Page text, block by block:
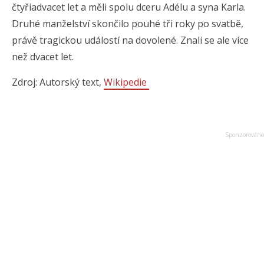
čtyřiadvacet let a měli spolu dceru Adélu a syna Karla.
Druhé manželství skončilo pouhé tři roky po svatbě,
právě tragickou událostí na dovolené. Znali se ale více
než dvacet let.
Zdroj: Autorský text, Wikipedie